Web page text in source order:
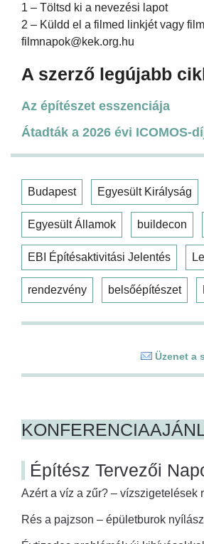
1 – Töltsd ki a nevezési lapot
2 – Küldd el a filmed linkjét vagy
filmnapok@kek.org.hu
A szerző legújabb
Az építészet esszenciája
Átadták a 2026 évi ICOMOS-
Budapest Egyesült Királyság
Egyesült Államok buildecon
EBI Építésaktivitási Jelentés
rendezvény belsőépítészet
Üzenet a
Építész Tervezői
Azért a víz a zűr? – vízszigetelések
Rés a pajzson – épületburok